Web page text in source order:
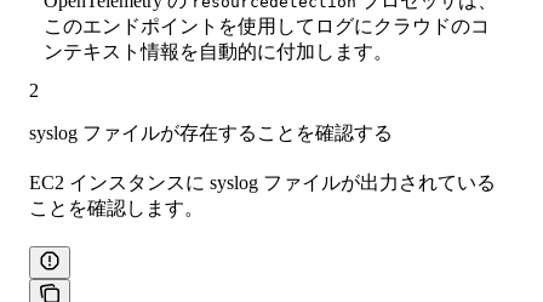
このエンドポイントを使用してログにクラウドのコ
ンテキスト情報を自動的に付加します。
2
syslog ファイルが存在することを確認する
EC2 インスタンスに syslog ファイルが出力されている
ことを確認します。